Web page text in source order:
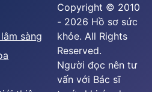
sàng
Copyright © 2010
- 2026 Hồ sơ sức
khỏe. All Rights
Reserved.
Người đọc nên tư
vấn với Bác sĩ